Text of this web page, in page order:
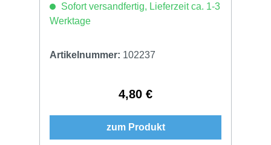
Sofort versandfertig, Lieferzeit ca. 1-3
Werktage
Artikelnummer: 102237
Regulärer Preis:
4,80 €
zum Produkt